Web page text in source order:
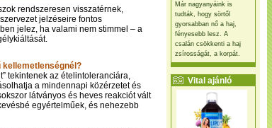
Már nagyanyáink is
tudták, hogy sörtől
gyorsabban nő a haj,
fényesebb lesz. A
csalán csökkenti a haj
zsírosságát, a korpát.
Vital ajánló
rendszeresen visszatérnek,
jelzéseire fontos
jelez, ha valami nem stimmel – a
kellemetlenségnél?
tekintenek az ételintoleranciára,
a mindennapi közérzetet és
látványos és heves reakciót vált
egyértelműek, és nehezebb